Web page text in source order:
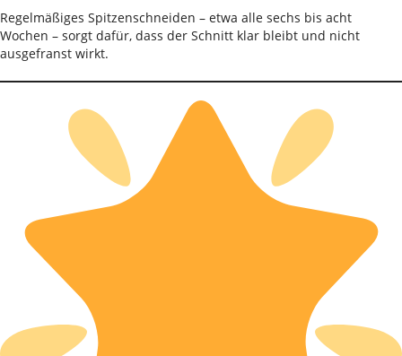
Regelmäßiges Spitzenschneiden – etwa alle sechs bis acht
Wochen – sorgt dafür, dass der Schnitt klar bleibt und nicht
ausgefranst wirkt.